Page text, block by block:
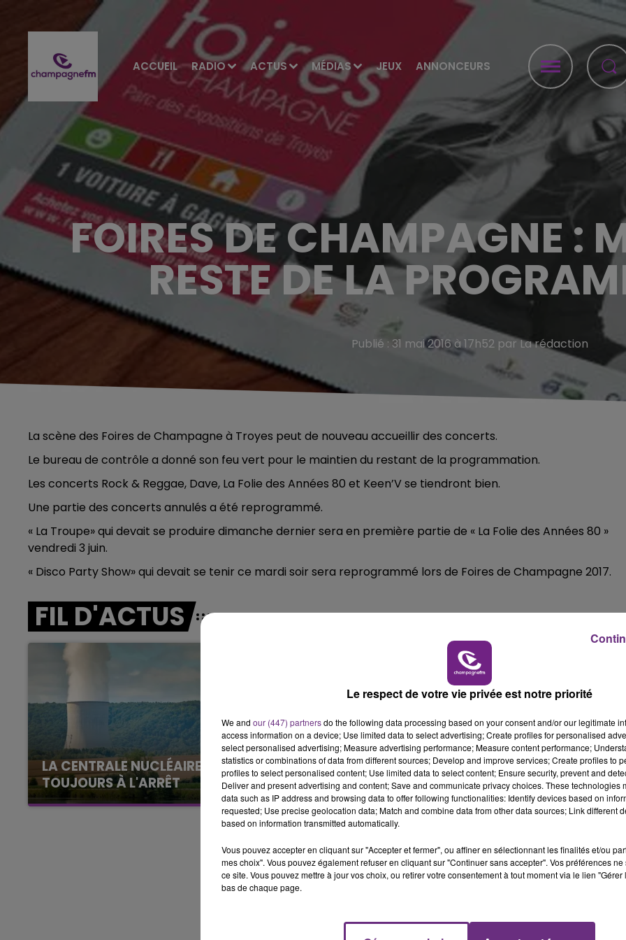
ACCUEIL RADIO ACTUS MÉDIAS JEUX ANNONCEURS
WEEK-END CHAMPAGNE FM LE
FOIRES DE CHAMPAGNE :
RESTE DE LA
Publié : 31 mai 2016 à 17h52 par La rédaction
La scène des Foires de Champagne à Troyes peut de nouveau accueillir des concerts.
Le bureau de contrôle a donné son feu vert pour le maintien du restant de la programmation.
Les concerts Rock & Reggae, Dave, La Folie des Années 80 et Keen’V se tiendront bien.
Une partie des concerts annulés a été reprogrammé.
« La Troupe» qui devait se produire dimanche dernier sera en première partie de « La Folie des Années 80 »
vendredi 3 juin.
« Disco Party Show» qui devait se tenir ce mardi soir sera reprogrammé lors de Foires de Champagne 2017.
FIL D'ACTUS
LA CENTRALE NUCLÉAIRE DE CHOOZ
TOUJOURS À L'ARRÊT
Cela fait déjà une semaine que la centrale
nucléaire ardennaise est à l'arrêt. Une situation
LE MAGASIN JOUÉCLUB DE REIMS FERME
SES PORTES
C'était l'une des institutions du centre-ville
rémois. Le magasin JouéClub est contraint de
fermer ses portes.
Le respect de votre vie privée est notre priorité
We and our (447) partnersdo the following data processing based on your consent and/or our legitimate
access information on a device; Use limited data to select advertising; Create profiles for personalised
select personalised advertising; Measure advertising performance; Measure content performance;
statistics or combinations of data from different sources; Develop and improve services; Create profiles to
profiles to select personalised content; Use limited data to select content; Ensure security, prevent and
Deliver and present advertising and content; Save and communicate privacy choices. These technologies
data such as IP address and browsing data to offer following functionalities: Identify devices based on
requested; Use precise geolocation data; Match and combine data from other data sources; Link different
based on information transmitted automatically.
Vous pouvez accepter en cliquant sur "Accepter et fermer", ou affiner en sélectionnant les finalités et/ou
mes choix". Vous pouvez également refuser en cliquant sur "Continuer sans accepter". Vos préférences
ce site. Vous pouvez mettre à jour vos choix, ou retirer votre consentement à tout moment via le lien
bas de chaque page.